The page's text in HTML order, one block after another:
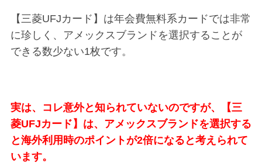
【三菱UFJカード】は年会費無料系カードでは非常
に珍しく、アメックスブランドを選択することが
できる数少ない1枚です。
実は、コレ意外と知られていないのですが、【三
菱UFJカード】は、アメックスブランドを選択する
と海外利用時のポイントが2倍になると考えられて
います。